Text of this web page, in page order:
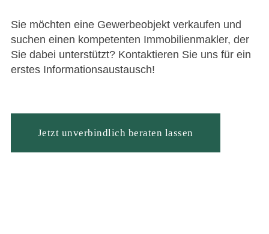
Sie möchten eine Gewerbeobjekt verkaufen und
suchen einen kompetenten Immobilienmakler, der
Sie dabei unterstützt? Kontaktieren Sie uns für ein
erstes Informationsaustausch!
Jetzt unverbindlich beraten lassen